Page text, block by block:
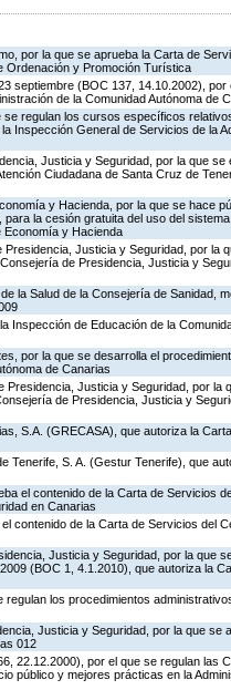
por la que se aprueba la Carta de
Ordenación y Promoción Turística
septiembre (BOC 137, 14.10.2002),
de la Comunidad Autónoma de
regulan los cursos específicos
Inspección General de Servicios de la
Justicia y Seguridad, por la que se
Ciudadana de Santa Cruz de
y Hacienda, por la que se hace
la cesión gratuita del uso del
Economía y Hacienda
Justicia y Seguridad, por la
de Presidencia, Justicia y
la Salud de la Consejería de Sanidad,
Inspección de Educación de la
por la que se desarrolla el
de Canarias
Justicia y Seguridad, por la
de Presidencia, Justicia y
S.A. (GRECASA), que autoriza la
Tenerife, S. A. (Gestur Tenerife), que
el contenido de la Carta de Servicios
en Canarias
contenido de la Carta de Servicios del
Justicia y Seguridad, por la que
(BOC 1, 4.1.2010), que autoriza la
los procedimientos
Justicia y Seguridad, por la que se
012
22.12.2000), por el que se regulan las
público y mejores prácticas en la